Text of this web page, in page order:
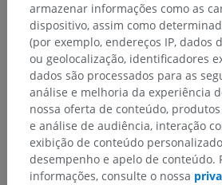
armazenar informações como as
dispositivo, assim como
(por exemplo, endereços IP, dados
ou geolocalização, identificadores
dados são processados para as
análise e melhoria da experiência
nossa oferta de conteúdo,
e análise de audiência, interação
exibição de conteúdo
desempenho e apelo de conteúdo.
informações, consulte o nossa